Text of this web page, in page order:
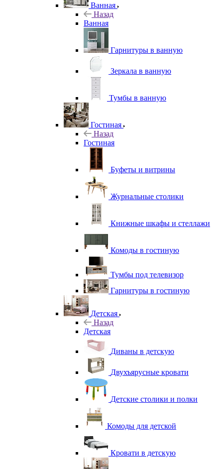
Ванная
Назад
Ванная
Гарнитуры в ванную
Зеркала в ванную
Тумбы в ванную
Гостиная
Назад
Гостиная
Буфеты и витрины
Журнальные столики
Книжные шкафы и стеллажи
Комоды в гостиную
Тумбы под телевизор
Гарнитуры в гостиную
Детская
Назад
Детская
Диваны в детскую
Двухъярусные кровати
Детские столики и полки
Комоды для детской
Кровати в детскую